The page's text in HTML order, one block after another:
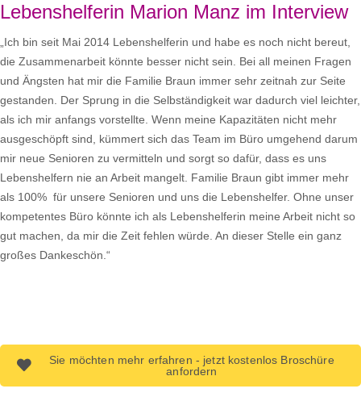
Lebenshelferin Marion Manz im Interview
„Ich bin seit Mai 2014 Lebenshelferin und habe es noch nicht bereut,
die Zusammenarbeit könnte besser nicht sein. Bei all meinen Fragen
und Ängsten hat mir die Familie Braun immer sehr zeitnah zur Seite
gestanden. Der Sprung in die Selbständigkeit war dadurch viel leichter,
als ich mir anfangs vorstellte. Wenn meine Kapazitäten nicht mehr
ausgeschöpft sind, kümmert sich das Team im Büro umgehend darum
mir neue Senioren zu vermitteln und sorgt so dafür, dass es uns
Lebenshelfern nie an Arbeit mangelt. Familie Braun gibt immer mehr
als 100% für unsere Senioren und uns die Lebenshelfer. Ohne unser
kompetentes Büro könnte ich als Lebenshelferin meine Arbeit nicht so
gut machen, da mir die Zeit fehlen würde. An dieser Stelle ein ganz
großes Dankeschön.“
Sie möchten mehr erfahren - jetzt kostenlos Broschüre
anfordern